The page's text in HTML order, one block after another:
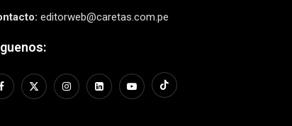
editorweb@caretas.com.pe